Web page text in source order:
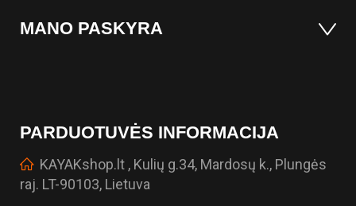
MANO PASKYRA
PARDUOTUVĖS INFORMACIJA
KAYAKshop.lt , Kulių g.34, Mardosų k., Plungės
raj. LT-90103, Lietuva